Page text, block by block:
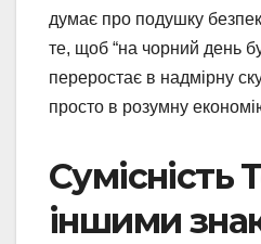
думає про подушку
те, щоб “на чорний день
переростає в надмірну
просто в розумну
Сумісність
іншими